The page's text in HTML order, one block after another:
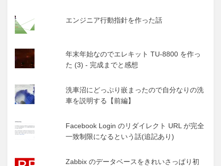
エンジニア行動指針を作った話
年末年始なのでエレキット TU-8800 を作っ
た (3) - 完成までと感想
洗車沼にどっぷり嵌まったので自分なりの洗
車を説明する【前編】
Facebook Login のリダイレクト URL が完全
一致制限になるという話(追記あり)
Zabbix のデータベースをきれいさっぱり初